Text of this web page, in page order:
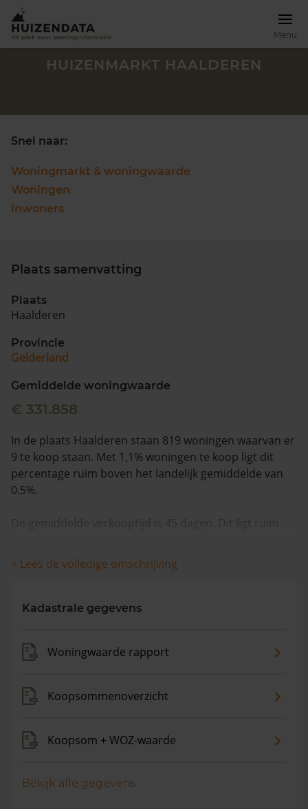
Menu
Zoek een woning
088 220 4200
Maandag t/m vrijdag - 08:00 -18:00
HUIZENMARKT HAALDEREN
Snel naar:
Woningmarkt & woningwaarde
Woningen
Inwoners
Plaats samenvatting
Plaats
Haalderen
Provincie
Gelderland
Gemiddelde woningwaarde
€ 331.858
In de plaats Haalderen staan 819 woningen waarvan er
9 te koop staan. Met 1,1% woningen te koop ligt dit
percentage ruim boven het landelijk gemiddelde van
0.5%.
De gemiddelde verkooptijd is 45 dagen. Dit ligt ruim
De gemiddelde huizenprijs is €400.556. De gemiddelde
de gemiddelde woningwaarde met 11,2% gestegen.
+ Lees de volledige omschrijving
Kadastrale gegevens
Woningwaarde rapport
Koopsommenoverzicht
Koopsom + WOZ-waarde
Bekijk alle gegevens